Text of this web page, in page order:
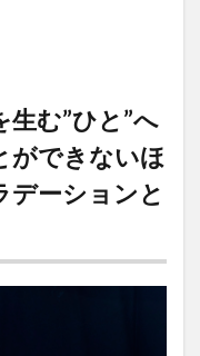
生む”ひと”へ
ができないほ
デーションと